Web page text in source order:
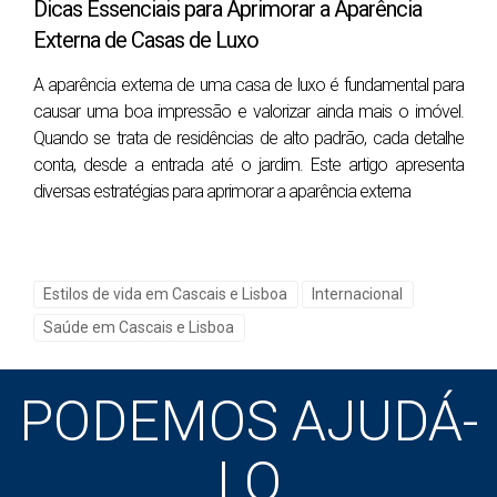
primeiro ponto de contacto dentro do sistema de
saúde do utente, encaminhando-o para consultas
de especialidade ou serviços hospitalares quando
necessário.
-Centro de Saúde de São João do Estoril: Rua
Prof. Egas Moniz, 2675-048 São João do Estoril
-Centro de Saúde de Carcavelos: Rua Jacinto
Dicas Essenciais para Aprimorar a Aparência
Externa de Casas de Luxo
A aparência externa de uma casa de luxo é fundamental para
causar uma boa impressão e valorizar ainda mais o imóvel.
Quando se trata de residências de alto padrão, cada detalhe
conta, desde a entrada até o jardim. Este artigo apresenta
diversas estratégias para aprimorar a aparência externa
Estilos de vida em Cascais e Lisboa
Internacional
Saúde em Cascais e Lisboa
PODEMOS AJUDÁ-
LO